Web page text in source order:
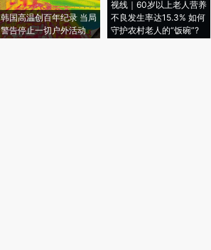
韩国高温创百年纪录 当局
警告停止一切户外活动
视线｜60岁以上老人营养
不良发生率达15.3% 如何
守护农村老人的“饭碗”?